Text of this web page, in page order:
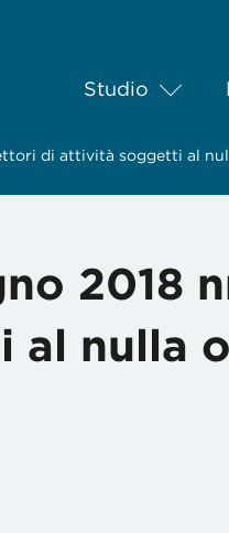
Studio
di attività soggetti al
2018
nulla